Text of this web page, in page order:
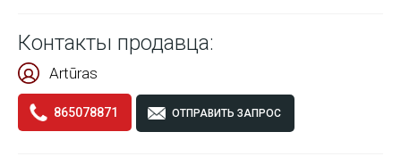
Контакты продавца:
Artūras
865078871 ОТПРАВИТЬ ЗАПРОС